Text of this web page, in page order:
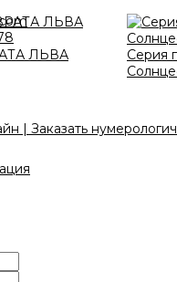
ЛЬВА
Серия